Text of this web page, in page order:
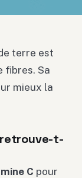
terre est
fibres. Sa
mieux la
retrouve-t-
C pour